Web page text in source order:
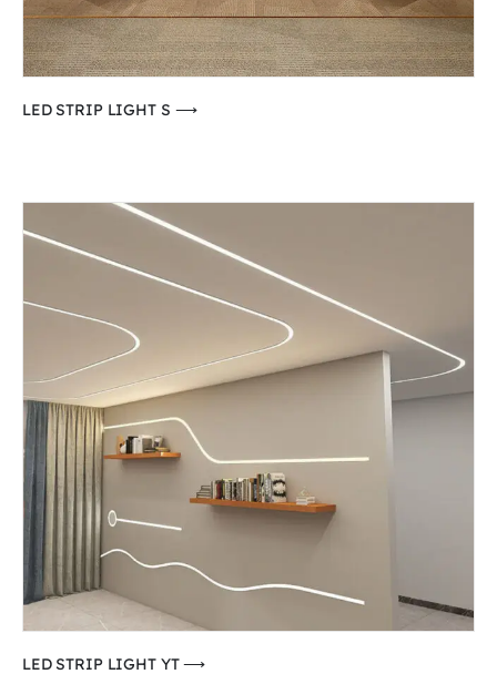
⟶ LED STRIP LIGHT S
⟶ LED STRIP LIGHT YT